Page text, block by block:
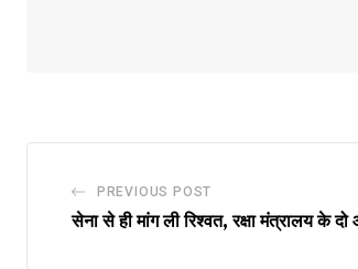
PREVIOUS POST
सेना से ही मांग ली रिश्वत, रक्षा मंत्रालय के दो